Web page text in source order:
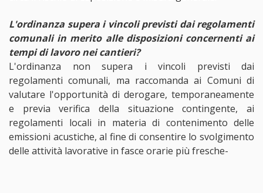
L'ordinanza supera i vincoli previsti dai regolamenti
comunali in merito alle disposizioni concernenti ai
tempi di lavoro nei cantieri?
L'ordinanza non supera i vincoli previsti dai
regolamenti comunali, ma raccomanda ai Comuni di
valutare l'opportunità di derogare, temporaneamente
e previa verifica della situazione contingente, ai
regolamenti locali in materia di contenimento delle
emissioni acustiche, al fine di consentire lo svolgimento
delle attività lavorative in fasce orarie più fresche-